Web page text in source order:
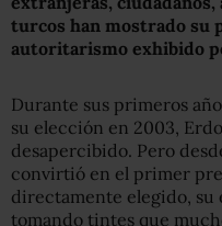
turcos han mostrado su
autoritarismo exhibido
Durante sus primeros
su elección en 2003,
desapercibido. Pero
convirtió en el primer
directamente elegido, su
tomando tintes que